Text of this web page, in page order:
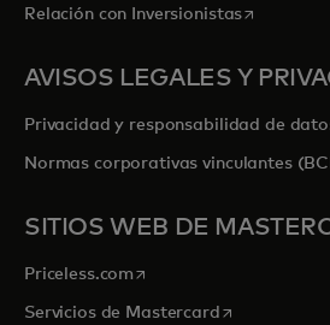
Relación con Inversionistasse abre en
AVISOS LEGALES Y
Privacidad y responsabilidad de
Normas corporativas vinculantes
SITIOS WEB DE
Priceless.com se abre en una pestaña
Servicios de Mastercardse abre en